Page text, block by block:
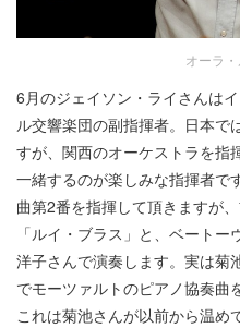
オーラ
6月のジェイソン・ライさんは
ル交響楽団の副指揮者。日本で
すが、関西のオーケストラを指
一緒するのが楽しみな指揮者で
曲第2番を指揮して頂きますが
「ルイ・ブラス」と、ベート
洋子さんで演奏します。実は菊
でモーツァルトのピアノ協奏曲
これは菊池さんが以前から温め